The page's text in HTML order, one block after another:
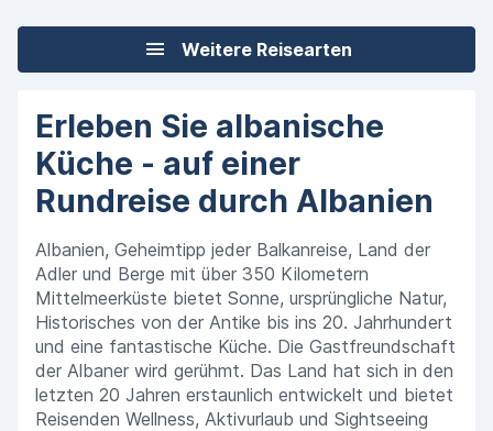
Weitere Reisearten
Erleben Sie albanische
Küche - auf einer
Rundreise durch Albanien
Albanien, Geheimtipp jeder Balkanreise, Land der
Adler und Berge mit über 350 Kilometern
Mittelmeerküste bietet Sonne, ursprüngliche Natur,
Historisches von der Antike bis ins 20. Jahrhundert
und eine fantastische Küche. Die Gastfreundschaft
der Albaner wird gerühmt. Das Land hat sich in den
letzten 20 Jahren erstaunlich entwickelt und bietet
Reisenden Wellness, Aktivurlaub und Sightseeing